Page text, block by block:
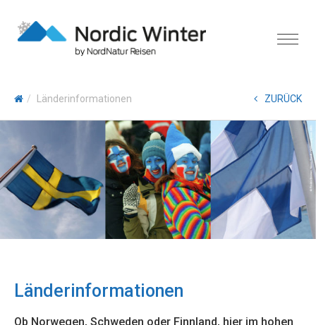
Länderinformationen ZURÜCK
Länderinformationen
Ob Norwegen, Schweden oder Finnland, hier im hohen